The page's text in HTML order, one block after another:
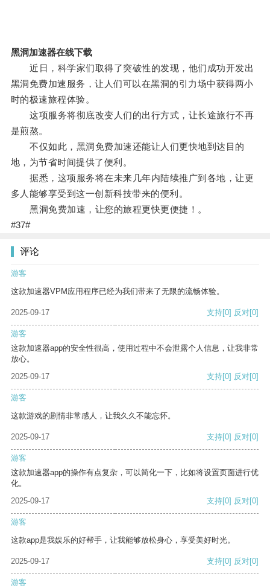
黑洞加速器在线下载
近日，科学家们取得了突破性的发现，他们成功开发出
黑洞免费加速服务，让人们可以在黑洞的引力场中获得两小
时的极速旅程体验。
这项服务将彻底改变人们的出行方式，让长途旅行不再
是煎熬。
不仅如此，黑洞免费加速还能让人们更快地到达目的
地，为节省时间提供了便利。
据悉，这项服务将在未来几年内陆续推广到各地，让更
多人能够享受到这一创新科技带来的便利。
黑洞免费加速，让您的旅程更快更便捷！。
#37#
评论
游客
这款加速器VPM应用程序已经为我们带来了无限的流畅体验。
2025-09-17 支持[0] 反对[0]
游客
这款加速器app的安全性很高，使用过程中不会泄露个人信息，让我非常
放心。
2025-09-17
支持[0] 反对[0]
游客
这款游戏的剧情非常感人，让我久久不能忘怀。
2025-09-17 支持[0] 反对[0]
游客
这款加速器app的操作有点复杂，可以简化一下，比如将设置页面进行优
化。
2025-09-17
支持[0] 反对[0]
游客
这款app是我娱乐的好帮手，让我能够放松身心，享受美好时光。
2025-09-17 支持[0] 反对[0]
游客